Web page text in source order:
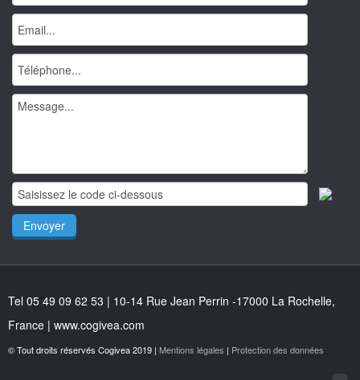
Tel 05 49 09 62 53 | 10-14 Rue Jean Perrin -17000 La Rochelle,
France | www.cogivea.com
© Tout droits réservés Cogivea 2019 | Mentions légales | Protection des données